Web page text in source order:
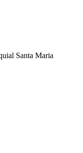
Santa Maria